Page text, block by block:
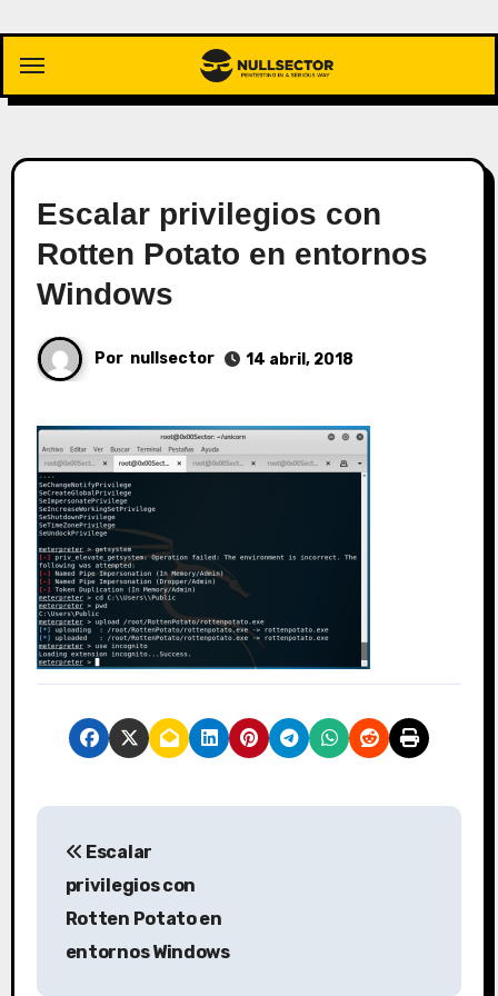
contenido
Escalar privilegios con
Rotten Potato en entornos
Windows
Por nullsector 14 abril, 2018
Escalar
privilegios con
Rotten Potato en
entornos Windows